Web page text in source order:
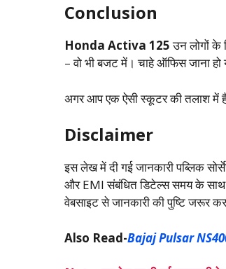
Conclusion
Honda Activa 125उन लोगों के
– वो भी बजट में। चाहे ऑफिस जाना
अगर आप एक ऐसी स्कूटर की तलाश में
Disclaimer
इस लेख में दी गई जानकारी पब्लिक
और EMI संबंधित डिटेल्स समय के साथ
वेबसाइट से जानकारी की पुष्टि जरूर
Also Read-Bajaj Pulsar